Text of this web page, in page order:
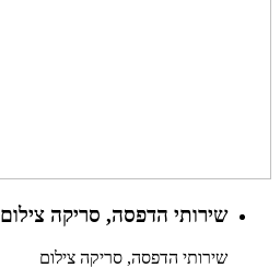
שירותי הדפסה, סריקה צילום
שירותי הדפסה, סריקה צילום